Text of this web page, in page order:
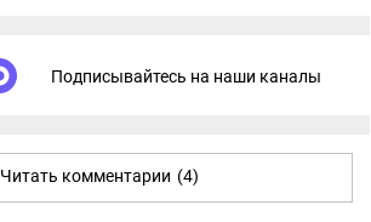
Подписывайтесь на наши каналы
Читать комментарии (4)